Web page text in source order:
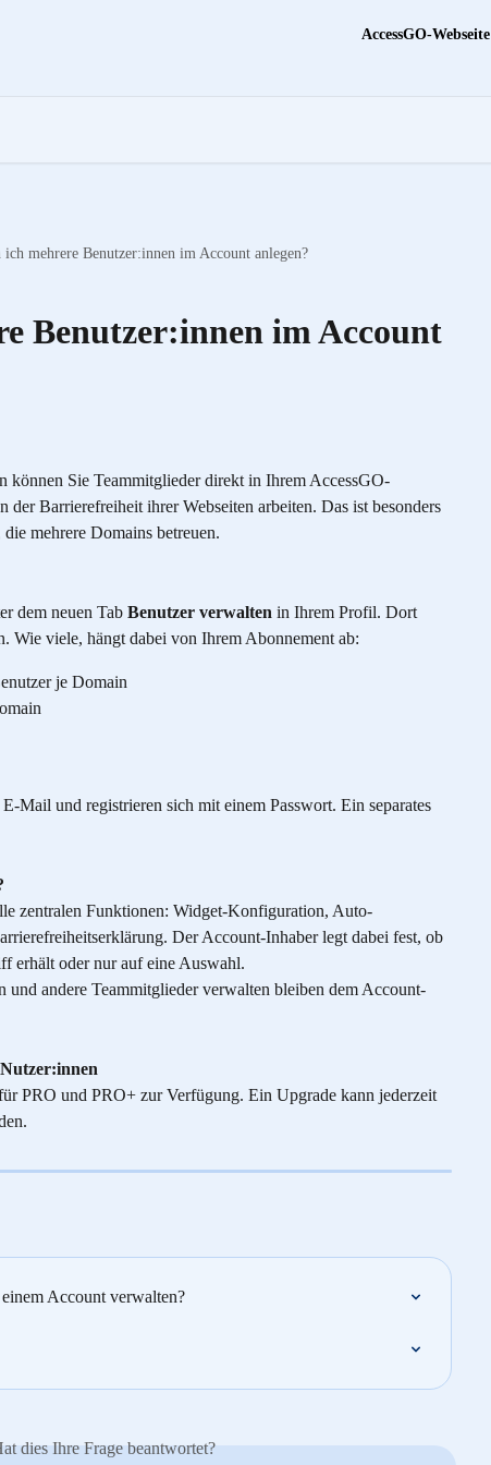
AccessGO-Webseite
ich mehrere Benutzer:innen im Account anlegen?
Benutzer:innen im Account
können Sie Teammitglieder direkt in Ihrem AccessGO-
der Barrierefreiheit ihrer Webseiten arbeiten. Das ist besonders
mehrere Domains betreuen.
dem neuen Tab Benutzer verwalten in Ihrem Profil. Dort
Wie viele, hängt dabei von Ihrem Abonnement ab:
je Domain
Mail und registrieren sich mit einem Passwort. Ein separates
zentralen Funktionen: Widget-Konfiguration, Auto-
Der Account-Inhaber legt dabei fest, ob
erhält oder nur auf eine Auswahl.
und andere Teammitglieder verwalten bleiben dem Account-
PRO und PRO+ zur Verfügung. Ein Upgrade kann jederzeit
Account verwalten?
dies Ihre Frage beantwortet?